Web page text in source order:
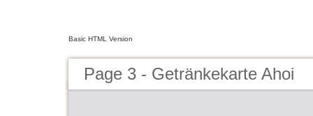
Basic HTML Version
Page 3 - Getränkekarte Ahoi